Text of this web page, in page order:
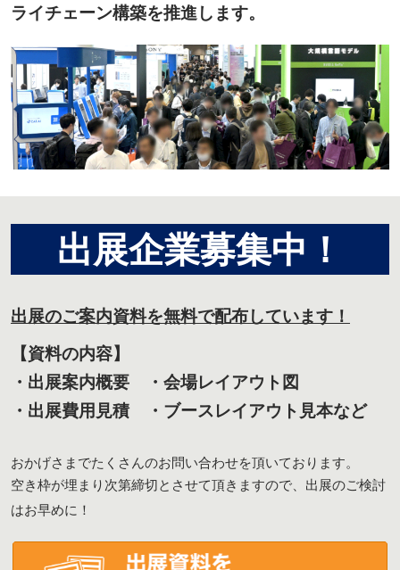
ライチェーン構築を推進します。
出展企業募集中！
出展のご案内資料を無料で配布しています！
【資料の内容】
・出展案内概要 ・会場レイアウト図
・出展費用見積 ・ブースレイアウト見本など
おかげさまでたくさんのお問い合わせを頂いております。
空き枠が埋まり次第締切とさせて頂きますので、出展のご検討
はお早めに！